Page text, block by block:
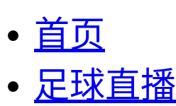
首页
足球直播